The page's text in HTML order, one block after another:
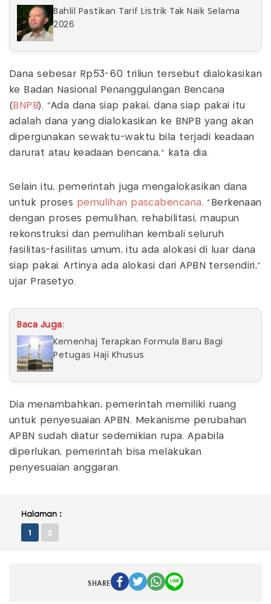
Bahlil Pastikan Tarif Listrik Tak Naik Selama
2026
Dana sebesar Rp53-60 triliun tersebut dialokasikan
ke Badan Nasional Penanggulangan Bencana
( BNPB). “Ada dana siap pakai, dana siap pakai itu
adalah dana yang dialokasikan ke BNPB yang akan
dipergunakan sewaktu-waktu bila terjadi keadaan
darurat atau keadaan bencana,” kata dia.
Selain itu, pemerintah juga mengalokasikan dana
untuk proses pemulihan pascabencana. “Berkenaan
dengan proses pemulihan, rehabilitasi, maupun
rekonstruksi dan pemulihan kembali seluruh
fasilitas-fasilitas umum, itu ada alokasi di luar dana
siap pakai. Artinya ada alokasi dari APBN tersendiri,”
ujar Prasetyo.
Baca Juga:
Kemenhaj Terapkan Formula Baru Bagi
Petugas Haji Khusus
Dia menambahkan, pemerintah memiliki ruang
untuk penyesuaian APBN. Mekanisme perubahan
APBN sudah diatur sedemikian rupa. Apabila
diperlukan, pemerintah bisa melakukan
penyesuaian anggaran.
Halaman :
1 2
SHARE